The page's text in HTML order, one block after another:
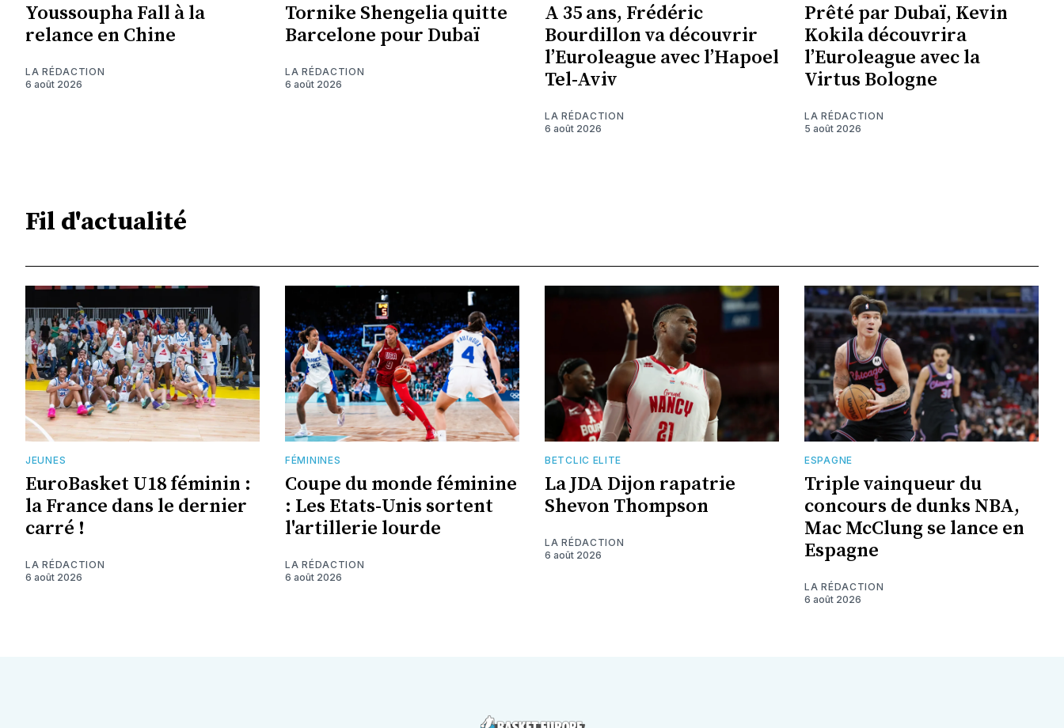
Youssoupha Fall à la
relance en Chine
LA RÉDACTION
6 août 2026
Tornike Shengelia quitte
Barcelone pour Dubaï
LA RÉDACTION
6 août 2026
A 35 ans, Frédéric
Bourdillon va découvrir
l’Euroleague avec l’Hapoel
Tel-Aviv
LA RÉDACTION
6 août 2026
Prêté par Dubaï, Kevin
Kokila découvrira
l’Euroleague avec la
Virtus Bologne
LA RÉDACTION
5 août 2026
Fil d'actualité
JEUNES
EuroBasket U18 féminin :
la France dans le dernier
carré !
LA RÉDACTION
6 août 2026
FÉMININES
Coupe du monde féminine
: Les Etats-Unis sortent
l'artillerie lourde
LA RÉDACTION
6 août 2026
BETCLIC ELITE
La JDA Dijon rapatrie
Shevon Thompson
LA RÉDACTION
6 août 2026
ESPAGNE
Triple vainqueur du
concours de dunks NBA,
Mac McClung se lance en
Espagne
LA RÉDACTION
6 août 2026